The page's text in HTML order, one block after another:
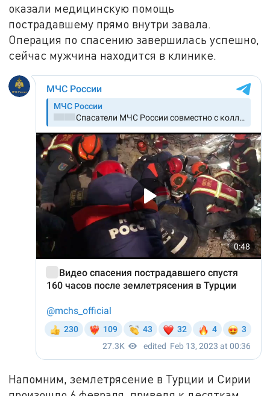
оказали медицинскую помощь
пострадавшему прямо внутри завала.
Операция по спасению завершилась успешно,
сейчас мужчина находится в клинике.
Напомним, землетрясение в Турции и Сирии